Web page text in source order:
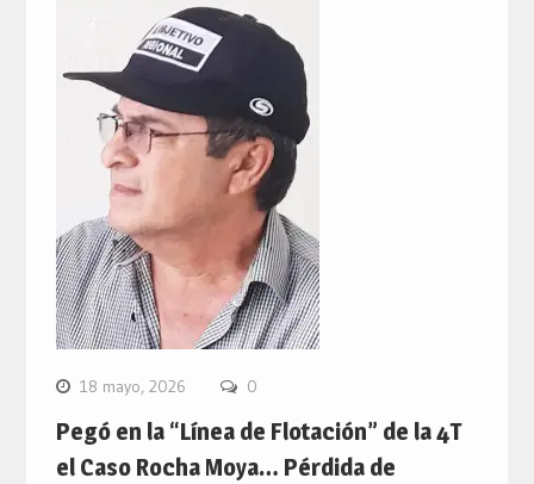
18 mayo, 2026 0
Pegó en la “Línea de Flotación” de la 4T
el Caso Rocha Moya… Pérdida de